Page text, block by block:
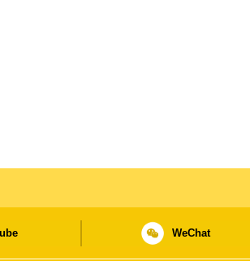
WeChat